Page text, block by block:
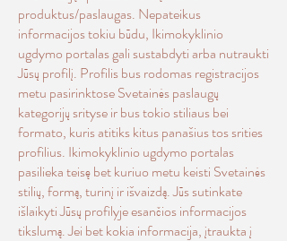
produktus/paslaugas. Nepateikus
informacijos tokiu būdu, Ikimokyklinio
ugdymo portalas gali sustabdyti arba nutraukti
Jūsų profilį. Profilis bus rodomas registracijos
metu pasirinktose Svetainės paslaugų
kategorijų srityse ir bus tokio stiliaus bei
formato, kuris atitiks kitus panašius tos srities
profilius. Ikimokyklinio ugdymo portalas
pasilieka teisę bet kuriuo metu keisti Svetainės
stilių, formą, turinį ir išvaizdą. Jūs sutinkate
išlaikyti Jūsų profilyje esančios informacijos
tikslumą. Jei bet kokia informacija, įtraukta į